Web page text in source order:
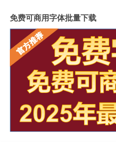
免费可商用字体批量下载